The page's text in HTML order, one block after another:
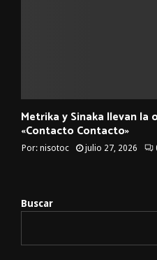
Metrika y Sinaka llevan
«Contacto Contacto»
Por: nisotoc julio 27, 2026
Buscar